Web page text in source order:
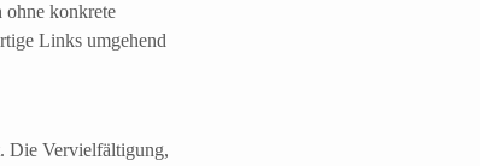
ohne konkrete
Links umgehend
Die Vervielfältigung,